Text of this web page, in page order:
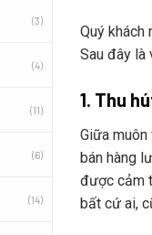
(3)
(4)
(11)
(6)
(14)
Quý khách
Sau đây là
1. Thu
Giữa
bán hàng
được cảm
bất cứ ai,